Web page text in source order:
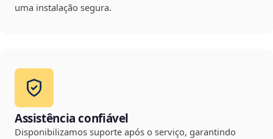
uma instalação segura.
Assistência confiável
Disponibilizamos suporte após o serviço, garantindo